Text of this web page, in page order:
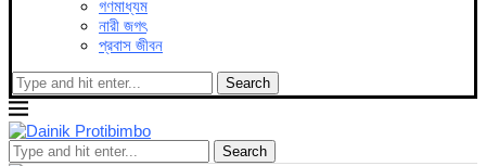
গণমাধ্যম
নারী জগৎ
প্রবাস জীবন
Search
Search